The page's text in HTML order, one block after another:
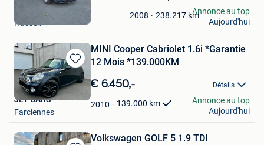
dans
Favoris
2008 238.217 km
Hasselt
Annonce au top
Aujourd'hui
Sauvegarder
dans
Mes
Favoris
MINI Cooper Cabriolet 1.6i *Garantie
12 Mois *139.000KM
€ 6.450,- Détails
2010 139.000 km
JLT CARS
Farciennes
Annonce au top
Aujourd'hui
Volkswagen GOLF 5 1.9 TDI